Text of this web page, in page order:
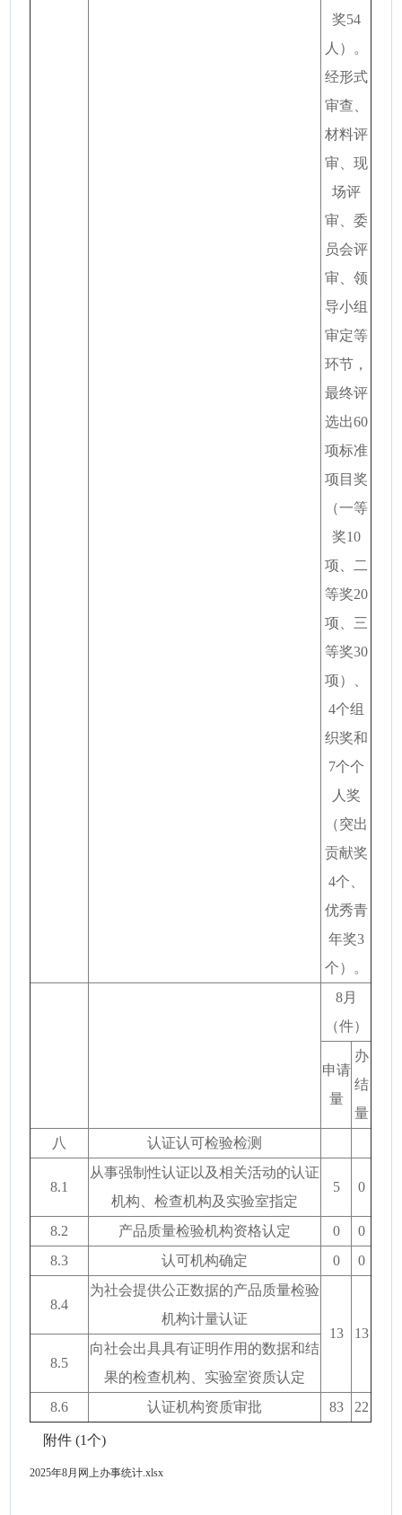
奖54
人）。
经形式
审查、
材料评
审、现
场评
审、委
员会评
审、领
导小组
审定等
环节，
最终评
选出60
项标准
项目奖
（一等
奖10
项、二
等奖20
项、三
等奖30
项）、
4个组
织奖和
7个个
人奖
（突出
贡献奖
4个、
优秀青
年奖3
个）。
8月
（件）
申请
量
办
结
量
八
认证认可检验检测
8.1
从事强制性认证以及相关活动的认证
机构、检查机构及实验室指定
5 0
8.2 产品质量检验机构资格认定 0
0
8.3
认可机构确定 0 0
8.4
为社会提供公正数据的产品质量检验
机构计量认证
13
13
8.5
向社会出具具有证明作用的数据和结
果的检查机构、实验室资质认定
8.6
认证机构资质审批 83 22
附件 (1个)
2025年8月网上办事统计.xlsx